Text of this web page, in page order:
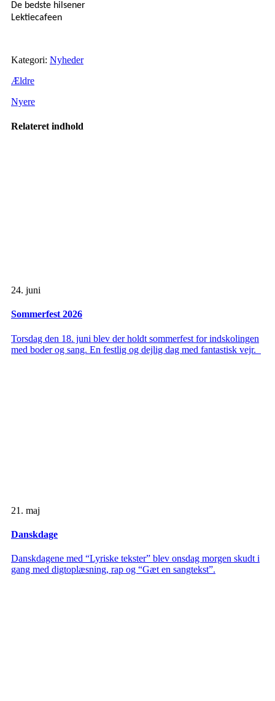
De bedste hilsener
Lektiecafeen
Kategori: Nyheder
Ældre
Nyere
Relateret indhold
24. juni
Sommerfest 2026
Torsdag den 18. juni blev der holdt sommerfest for indskolingen
med boder og sang. En festlig og dejlig dag med fantastisk vejr.
21. maj
Danskdage
Danskdagene med “Lyriske tekster” blev onsdag morgen skudt i
gang med digtoplæsning, rap og “Gæt en sangtekst”.